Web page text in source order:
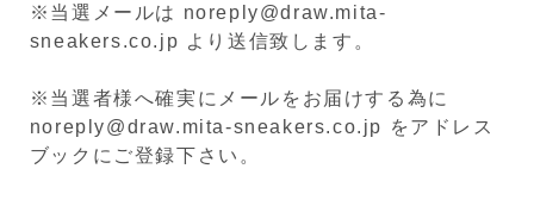
※当選メールは noreply@draw.mita-
sneakers.co.jp より送信致します。
※当選者様へ確実にメールをお届けする為に
noreply@draw.mita-sneakers.co.jp をアドレス
ブックにご登録下さい。